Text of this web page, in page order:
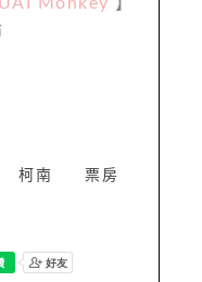
Monkey 】
柯南
票房